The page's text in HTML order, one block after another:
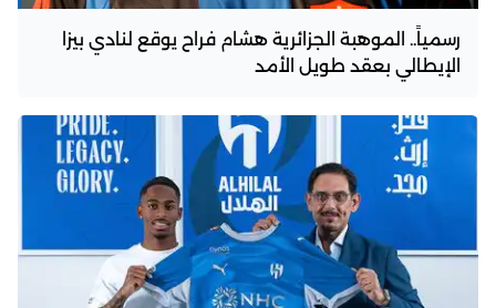
رسمياً.. الموهبة الجزائرية هشام فراح يوقع لنادي بيزا
الإيطالي بعقد طويل الأمد